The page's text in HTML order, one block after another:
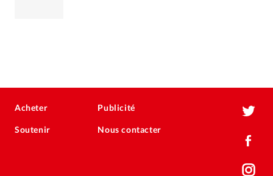
Acheter
Soutenir
Publicité
Nous contacter